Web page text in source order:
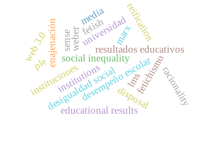
universidad
fetichismo
resultados educativos
desempeño escolar
social inequality
desigualdad social racionality
weber
institutions
instituciones
fetish
disposal
reification
enajenación marx
educational results
media
ple
lms
web 3.0 sense